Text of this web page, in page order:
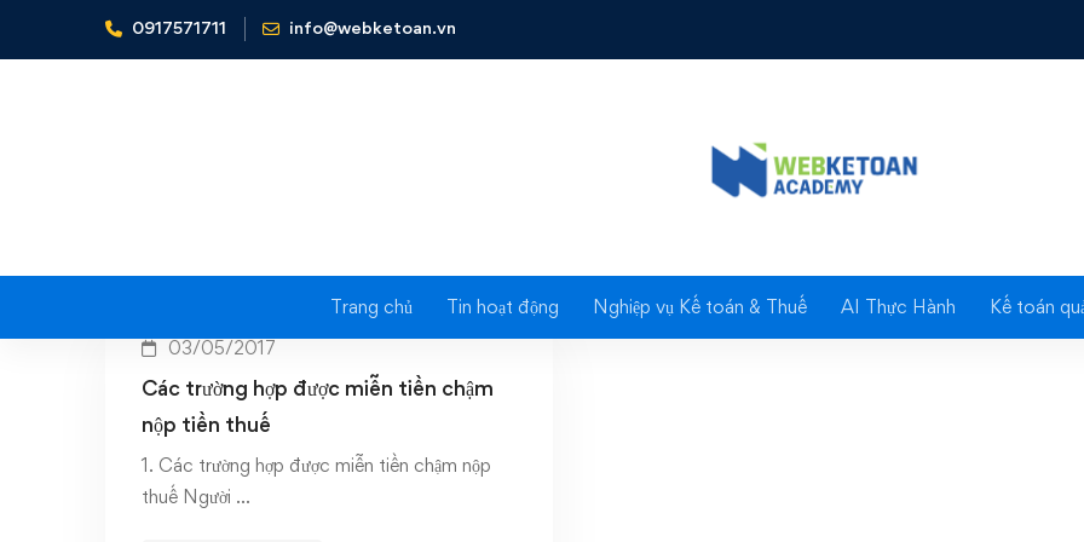
0917571711 info@webketoan.vn
Trang chủ Tin hoạt động Nghiệp vụ Kế toán & Thuế AI Thực Hành Kế toán
Home Miễn tiền chậm nộp tiền thuế
03/05/2017
Các trường hợp được miễn tiền chậm
nộp tiền thuế
1. Các trường hợp được miễn tiền chậm nộp
thuế Người …